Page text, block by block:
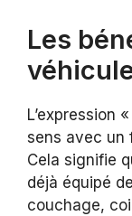
Les
L’expression
sens avec un
Cela signifie
déjà équipé
couchage,